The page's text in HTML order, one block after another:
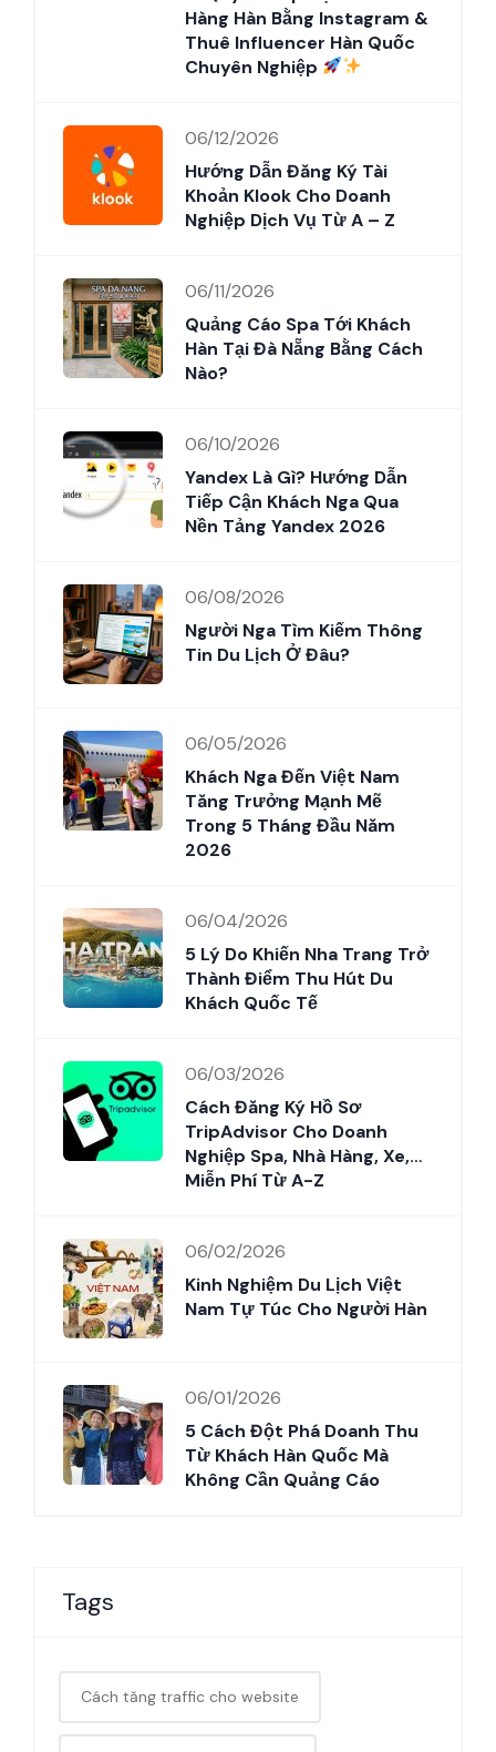
Hàng Hàn Bằng Instagram &
Thuê Influencer Hàn Quốc
Chuyên Nghiệp
06/12/2026
Hướng Dẫn Đăng Ký Tài
Khoản Klook Cho Doanh
Nghiệp Dịch Vụ Từ A – Z
06/11/2026
Quảng Cáo Spa Tới Khách
Hàn Tại Đà Nẵng Bằng Cách
Nào?
06/10/2026
Yandex Là Gì? Hướng Dẫn
Tiếp Cận Khách Nga Qua
Nền Tảng Yandex 2026
06/08/2026
Người Nga Tìm Kiếm Thông
Tin Du Lịch Ở Đâu?
06/05/2026
Khách Nga Đến Việt Nam
Tăng Trưởng Mạnh Mẽ
Trong 5 Tháng Đầu Năm
2026
06/04/2026
5 Lý Do Khiến Nha Trang Trở
Thành Điểm Thu Hút Du
Khách Quốc Tế
06/03/2026
Cách Đăng Ký Hồ Sơ
TripAdvisor Cho Doanh
Nghiệp Spa, Nhà Hàng, Xe,…
Miễn Phí Từ A-Z
06/02/2026
Kinh Nghiệm Du Lịch Việt
Nam Tự Túc Cho Người Hàn
06/01/2026
5 Cách Đột Phá Doanh Thu
Từ Khách Hàn Quốc Mà
Không Cần Quảng Cáo
Tags
Cách tăng traffic cho website